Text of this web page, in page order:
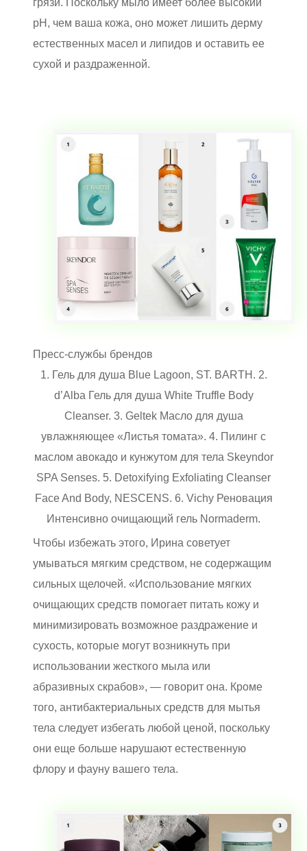
pH, чем ваша кожа, оно может лишить дерму
естественных масел и липидов и оставить ее
сухой и раздраженной.
Пресс-службы брендов
1. Гель для душа Blue Lagoon, ST. BARTH. 2.
d’Alba Гель для душа White Truffle Body
Cleanser. 3. Geltek Масло для душа
увлажняющее «Листья томата». 4. Пилинг с
маслом авокадо и кунжутом для тела Skeyndor
SPA Senses. 5. Detoxifying Exfoliating Cleanser
Face And Body, NESCENS. 6. Vichy Реновация
Интенсивно очищающий гель Normaderm.
Чтобы избежать этого, Ирина советует
умываться мягким средством, не содержащим
сильных щелочей. «Использование мягких
очищающих средств помогает питать кожу и
минимизировать возможное раздражение и
сухость, которые могут возникнуть при
использовании жесткого мыла или
абразивных скрабов», — говорит она. Кроме
того, антибактериальных средств для мытья
тела следует избегать любой ценой, поскольку
они еще больше нарушают естественную
флору и фауну вашего тела.